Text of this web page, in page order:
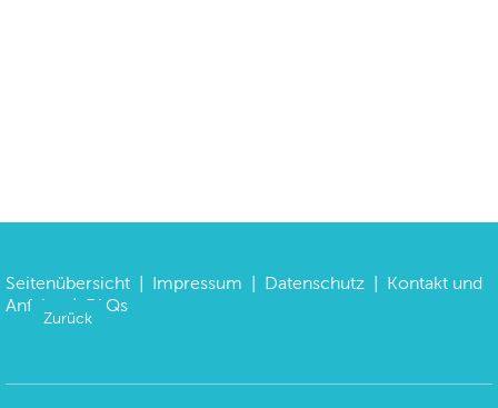
Zurück
Seitenübersicht Impressum Datenschutz
Kontakt und
Anfahrt
| FAQs